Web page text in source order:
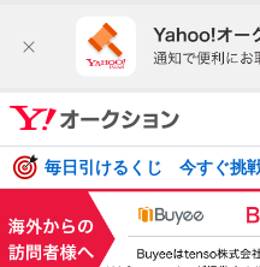
毎日引けるくじ 今すぐ挑